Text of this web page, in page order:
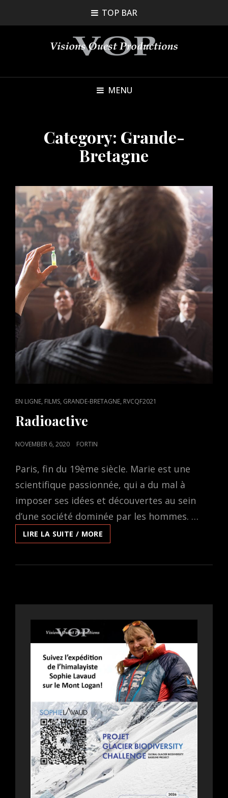
TOP BAR
MENU
Category: Grande-
Bretagne
CAT
EN LIGNE, FILMS, GRANDE-BRETAGNE, RVCQF2021
Radioactive
POSTED
NOVEMBER 6, 2020 FORTIN
Paris, fin du 19ème siècle. Marie est une
scientifique passionnée, qui a du mal à
imposer ses idées et découvertes au sein
d’une société dominée par les hommes. …
LIRE LA SUITE / MORE